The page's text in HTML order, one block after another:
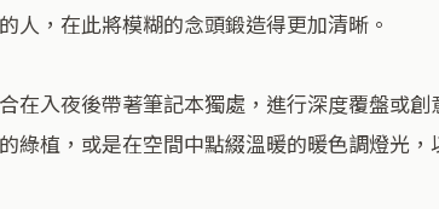
人，在此將模糊的念頭鍛造得更加清晰。
在入夜後帶著筆記本獨處，進行深度覆盤或
綠植，或是在空間中點綴溫暖的暖色調燈光